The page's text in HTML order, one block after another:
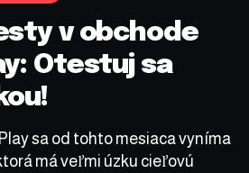
v obchode
Otestuj sa
sa od tohto mesiaca vyníma
má veľmi úzku cieľovú